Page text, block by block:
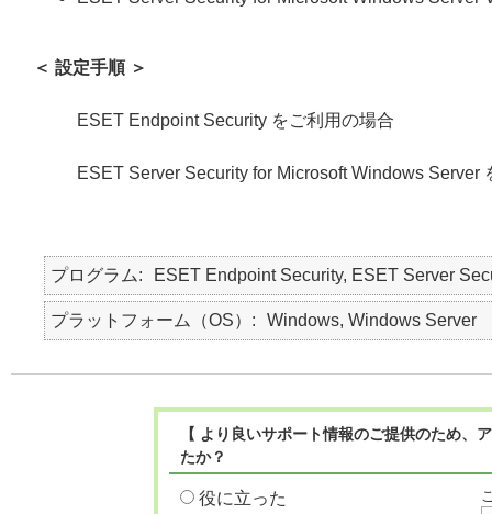
＜ 設定手順 ＞
ESET Endpoint Security をご利用の場合
ESET Server Security for Microsoft Windows Server
プログラム ESET Endpoint Security, ESET Server
プラットフォーム（OS） Windows, Windows Server
【 より良いサポート情報のご提供のため
たか？
役に立った